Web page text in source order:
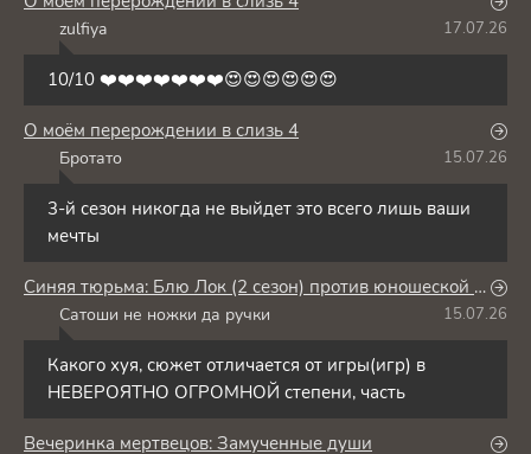
zulfiya 17.07.26
10/10 ❤️❤️❤️❤️❤️❤️❤️😍😍😍😍😍😍
О моём перерождении в слизь 4
Бротато 15.07.26
3-й сезон никогда не выйдет это всего лишь ваши
мечты
Синяя тюрьма: Блю Лок (2 сезон) против юношеской сборной Японии
Сатоши не ножки да ручки 15.07.26
Какого хуя, сюжет отличается от игры(игр) в
НЕВЕРОЯТНО ОГРОМНОЙ степени, часть
Вечеринка мертвецов: Замученные души